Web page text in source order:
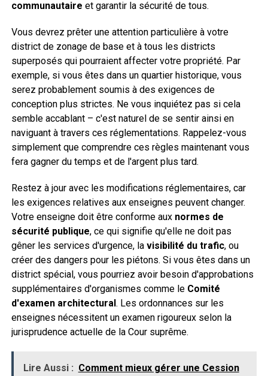
communautaire et garantir la sécurité de tous.
Vous devrez prêter une attention particulière à votre
district de zonage de base et à tous les districts
superposés qui pourraient affecter votre propriété. Par
exemple, si vous êtes dans un quartier historique, vous
serez probablement soumis à des exigences de
conception plus strictes. Ne vous inquiétez pas si cela
semble accablant – c'est naturel de se sentir ainsi en
naviguant à travers ces réglementations. Rappelez-vous
simplement que comprendre ces règles maintenant vous
fera gagner du temps et de l'argent plus tard.
Restez à jour avec les modifications réglementaires, car
les exigences relatives aux enseignes peuvent changer.
Votre enseigne doit être conforme aux normes de
sécurité publique, ce qui signifie qu'elle ne doit pas
gêner les services d'urgence, la visibilité du trafic, ou
créer des dangers pour les piétons. Si vous êtes dans un
district spécial, vous pourriez avoir besoin d'approbations
supplémentaires d'organismes comme le Comité
d'examen architectural. Les ordonnances sur les
enseignes nécessitent un examen rigoureux selon la
jurisprudence actuelle de la Cour suprême.
Lire Aussi : Comment mieux gérer une Cession